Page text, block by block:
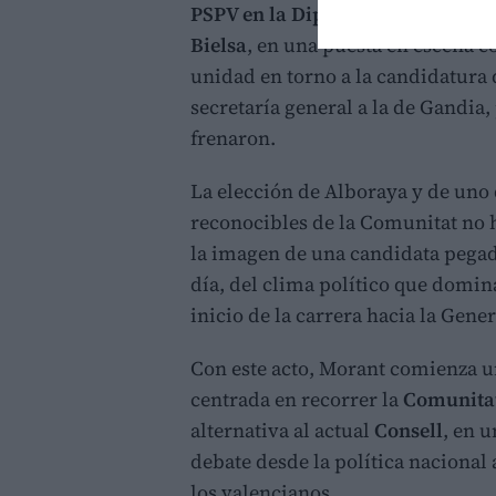
PSPV en la Diputación de
Bielsa, en una puesta en escena
unidad en torno a la
secretaría general a la de
frenaron.
La elección de Alboraya y de
reconocibles de la Comunitat no
la imagen de una candidata
día, del clima político que
inicio de la carrera hacia la
Con este acto, Morant comienza
centrada en recorrer la
alternativa al actual Consell, en
debate desde la política nacional